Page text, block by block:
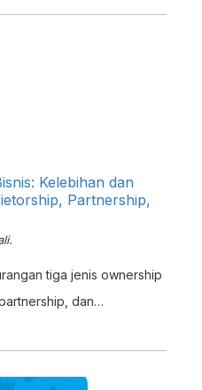
Kelebihan dan
Partnership,
tiga jenis ownership
dan
untuk pemilik UKM